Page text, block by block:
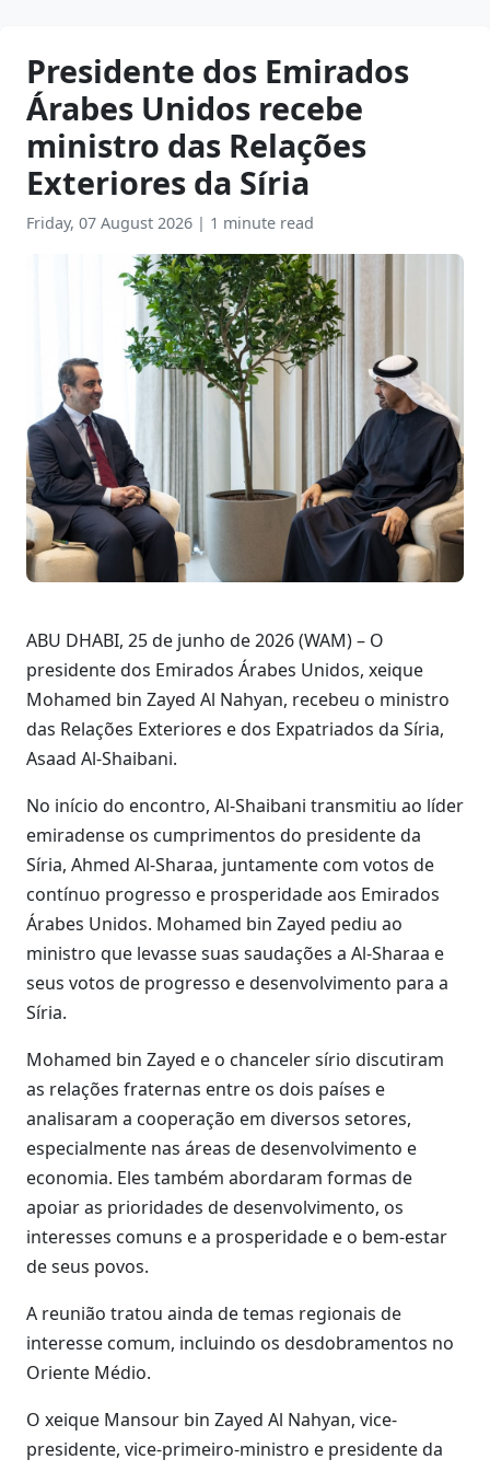
Presidente dos Emirados
Árabes Unidos recebe
ministro das Relações
Exteriores da Síria
Friday, 07 August 2026 | 1 minute read
ABU DHABI, 25 de junho de 2026 (WAM) – O
presidente dos Emirados Árabes Unidos, xeique
Mohamed bin Zayed Al Nahyan, recebeu o ministro
das Relações Exteriores e dos Expatriados da Síria,
Asaad Al-Shaibani.
No início do encontro, Al-Shaibani transmitiu ao líder
emiradense os cumprimentos do presidente da
Síria, Ahmed Al-Sharaa, juntamente com votos de
contínuo progresso e prosperidade aos Emirados
Árabes Unidos. Mohamed bin Zayed pediu ao
ministro que levasse suas saudações a Al-Sharaa e
seus votos de progresso e desenvolvimento para a
Síria.
Mohamed bin Zayed e o chanceler sírio discutiram
as relações fraternas entre os dois países e
analisaram a cooperação em diversos setores,
especialmente nas áreas de desenvolvimento e
economia. Eles também abordaram formas de
apoiar as prioridades de desenvolvimento, os
interesses comuns e a prosperidade e o bem-estar
de seus povos.
A reunião tratou ainda de temas regionais de
interesse comum, incluindo os desdobramentos no
Oriente Médio.
O xeique Mansour bin Zayed Al Nahyan, vice-
presidente, vice-primeiro-ministro e presidente da